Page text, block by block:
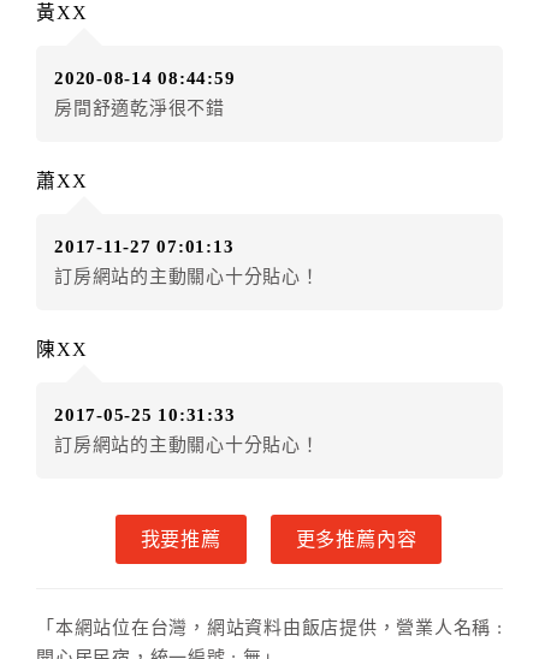
訂單異動後，訂單費用總計大於原訂單費用總計時，訂
訂單異動後，訂單費用總計小於原訂單費用總計時，訂
房者不得要求退其差額。（限原訂飯店）
．訂房者因故辦理訂單異動，本飯店可接受
（提出申辦日為保留起算日）
．訂房者使用「保留住宿金額」時，請注意！為避免飯
件放棄訂單（住宿權益）。 （限原訂飯店使用）
．訂單異動後，訂單費用總計大於原訂單費用總計時，
訂房者不得要求退其差額。限原訂飯店
六、取消訂單
◎住房日7天前辦理者，訂單費用扣除總計0%為手續費
黃XX
2020-08-14 08:44:59
房間舒適乾淨很不錯
蕭XX
2017-11-27 07:01:13
訂房網站的主動關心十分貼心！
陳XX
2017-05-25 10:31:33
訂房網站的主動關心十分貼心！
我要推薦 更多推薦內容
「本網站位在台灣，網站資料由飯店提供，營業人名稱 :